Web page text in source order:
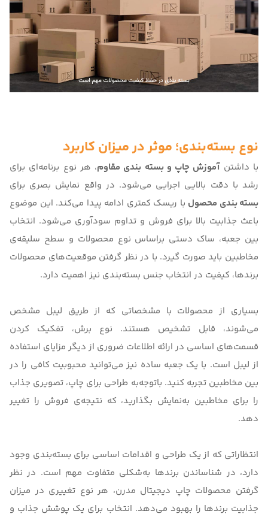
نوع بسته‌بندی؛ موثر در میزان کاربرد
با داشتنآموزش چاپ و بسته بندی مقاوم، هر نوع برنامه‌ای برای
رشد با دقت بالایی اجرایی می‌شود. در واقع نمایش بصری برای
بسته بندی محصول با ریسک کمتری ادامه پیدا می‌کند. این موضوع
باعث جذابیت بالا برای فروش و تداوم سودآوری می‌شود. انتخاب
بین جعبه، ساک دستی براساس نوع محصولات و سطح سلیقه‌ی
مخاطبین باید صورت گیرد. با در نظر گرفتن موقعیت‌های محصولات
برندها، کیفیت در انتخاب جنس بسته‌بندی نیز اهمیت دارد.
بسیاری از محصولات با مشخصاتی که از طریق لیبل مشخص
می‌شوند، قابل تشخیص هستند. نوع برش، تفکیک کردن
قسمت‌های اساسی در ارائه اطلاعات ضروری از دیگر مزایای استفاده
از لیبل است. با یک جعبه ساده نیز می‌توانید محبوبیت کافی را در
بین مخاطبین تجربه کنید. باتوجه‌به طراحی برای چاپ، تصویری جذاب
را برای مخاطبین به‌نمایش بگذارید، که نتیجه‌ی فروش را تغییر
دهد.
انتظاراتی که از یک طراحی و اقدامات اساسی برای بسته‌بندی وجود
دارد، در شناساندن برندها به‌شکلی متفاوت مهم است. در نظر
گرفتن محصولات چاپ دیجیتال مدرن، هر نوع تغییری در میزان
جذابیت برندها را بهبود می‌دهد. انتخاب برای یک پوشش جذاب و